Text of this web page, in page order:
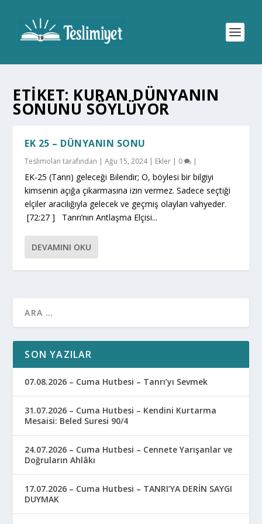
ETIKET: KURAN DÜNYANIN
SONUNU SÖYLÜYOR
EK 25 – DÜNYANIN SONU
Teslimolan tarafından |Ağu 15, 2024| Ekler | 0 |
EK-25 (Tanrı) geleceği Bilendir; O, böylesi bir bilgiyi
kimsenin açığa çıkarmasına izin vermez. Sadece seçtiği
elçiler aracılığıyla gelecek ve geçmiş olayları vahyeder.
[72:27 ] Tanrı’nın Antlaşma Elçisi...
DEVAMINI OKU
SON YAZILAR
07.08.2026 – Cuma Hutbesi – Tanrı’yı Sevmek
31.07.2026 – Cuma Hutbesi – Kendini Kurtarma
Mesaisi: Beled Suresi 90/4
24.07.2026 – Cuma Hutbesi – Cennete Yarışanlar ve
Doğruların Ahlâkı
17.07.2026 – Cuma Hutbesi – TANRI’YA DERİN SAYGI
DUYMAK